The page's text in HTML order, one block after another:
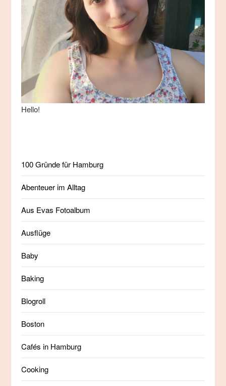
Hello!
100 Gründe für Hamburg
Abenteuer im Alltag
Aus Evas Fotoalbum
Ausflüge
Baby
Baking
Blogroll
Boston
Cafés in Hamburg
Cooking